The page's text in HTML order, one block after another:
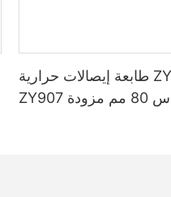
طابعة إيصالات حرارية ZYWELL
ZY907 مقاس 80 مم مزودة